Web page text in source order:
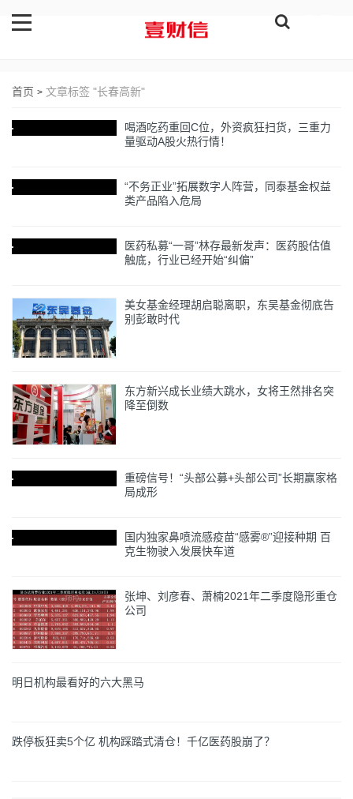
首页 > 文章标签 "长春高新"
喝酒吃药重回C位，外资疯狂扫货，三重力
量驱动A股火热行情！
“不务正业”拓展数字人阵营，同泰基金权益
类产品陷入危局
医药私募“一哥”林存最新发声：医药股估值
触底，行业已经开始“纠偏”
美女基金经理胡启聪离职，东吴基金彻底告
别彭敢时代
东方新兴成长业绩大跳水，女将王然排名突
降至倒数
重磅信号！“头部公募+头部公司”长期赢家格
局成形
国内独家鼻喷流感疫苗“感雾®”迎接种期 百
克生物驶入发展快车道
张坤、刘彦春、萧楠2021年二季度隐形重仓
公司
明日机构最看好的六大黑马
跌停板狂卖5个亿 机构踩踏式清仓！千亿医药股崩了？